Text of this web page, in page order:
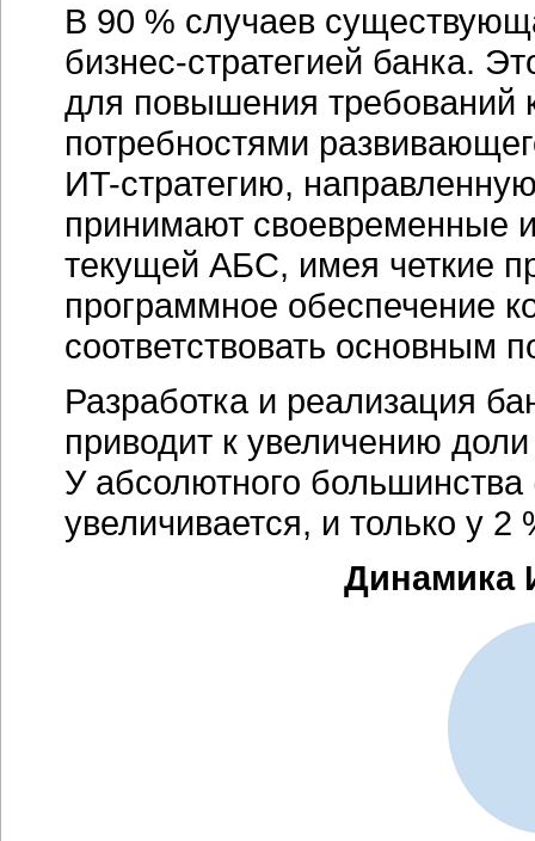
В 90 % случаев
бизнес-стратегией банка.
для повышения требований
потребностями
ИT-стратегию,
принимают своевременные
текущей АБС, имея четкие
программное обеспечение
соответствовать основным
Разработка и реализация
приводит к увеличению
У абсолютного
увеличивается, и только у
Динамика